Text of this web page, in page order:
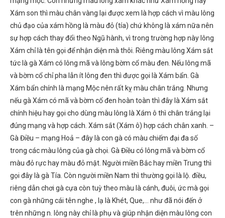
Xám son thì màu chân vàng lại được xem là hợp cách vì màu lông
chủ đạo của xám hồng là màu đỏ (tía) chứ không là xám nữa nên
sự hợp cách thay đổi theo Ngũ hành, vì trong trường hợp này lông
Xám chỉ là tên gọi để nhận diện mà thôi. Riêng màu lông Xám sắt
tức là gà Xám có lông mã và lông bờm cổ màu đen. Nếu lông mã
và bờm cổ chỉ pha lẫn ít lông đen thì được gọi là Xám bẩn. Gà
Xám bẩn chính là mạng Mộc nên rất kỵ màu chân trắng. Nhưng
nếu gà Xám có mã và bờm cố đen hoàn toàn thì đây là Xám sắt
chính hiệu hay gọi cho dùng màu lông là Xám ô thì chân trắng lại
đúng mạng và hợp cách. Xám sắt (Xám ô) hợp cách chân xanh. –
Gà Điều – mạng Hoả – đây là con gà có màu chiếm đại đa số
trong các màu lông của gà chọi. Gà Điều có lông mã và bờm cổ
màu đỏ rực hay màu đỏ mật. Người miền Bắc hay miền Trung thì
gọi đây là gà Tía. Còn người miền Nam thì thường gọi là lộ. điều,
riêng dẫn chơi gà cựa còn tuỳ theo màu là cánh, đuôi, ức mà gọi
con gà những cái tên nghe , lạ là Khét, Que,… như đã nói đến ở
trên những n. lông này chỉ là phụ và giúp nhận diện màu lông con